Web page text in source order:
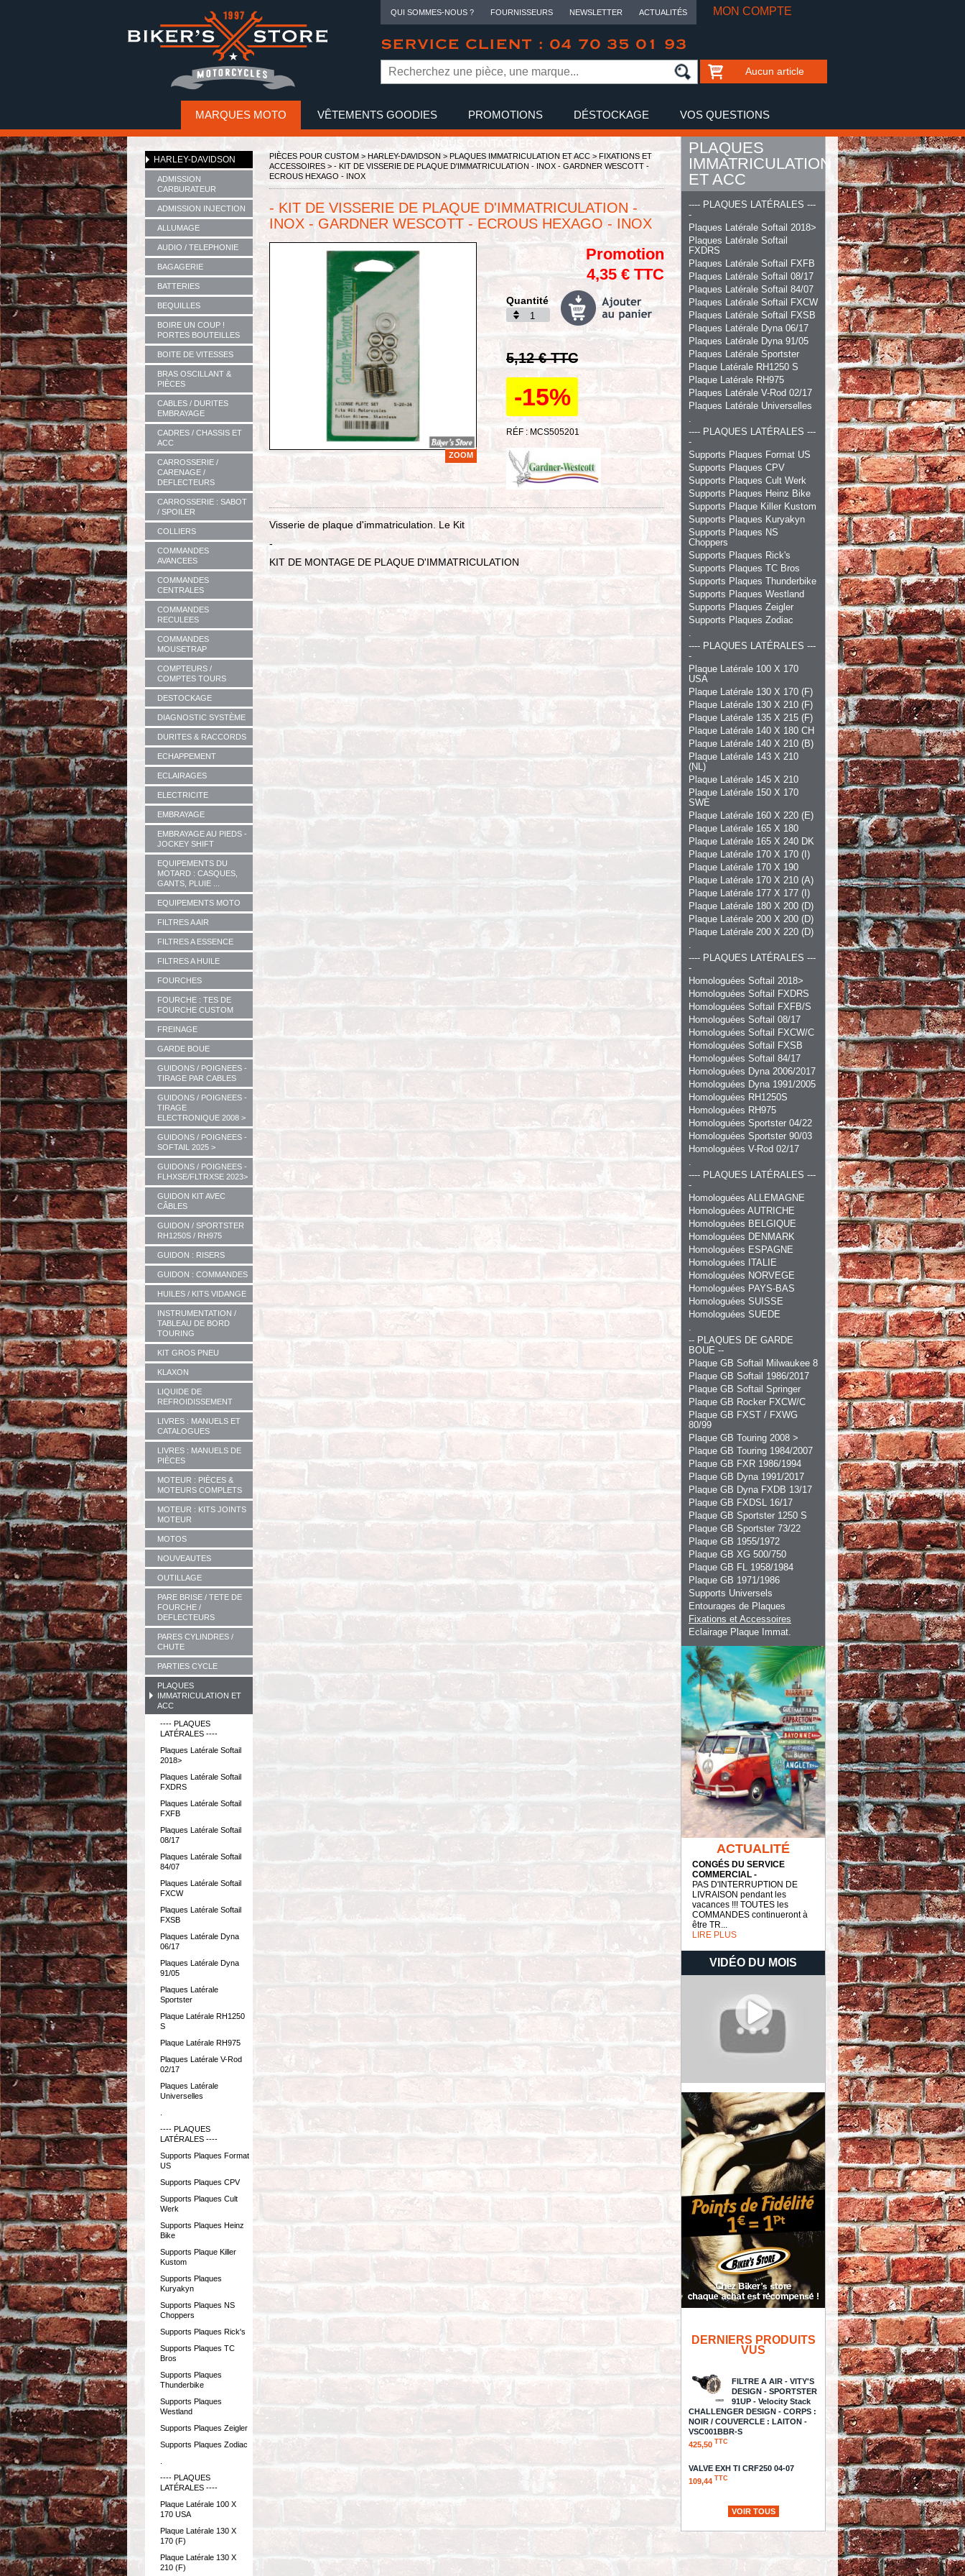
QUI SOMMES-NOUS ? FOURNISSEURS NEWSLETTER ACTUALITÉS MON COMPTE
SERVICE CLIENT : 04 70 35 01 93
Aucun article
MARQUES MOTO VÊTEMENTS GOODIES PROMOTIONS DÉSTOCKAGE VOS QUESTIONS
NOUS CONTACTER
HARLEY-DAVIDSON
ADMISSION
CARBURATEUR
ADMISSION INJECTION
ALLUMAGE
AUDIO / TELEPHONIE
BAGAGERIE
BATTERIES
BEQUILLES
BOIRE UN COUP !
PORTES BOUTEILLES
BOITE DE VITESSES
BRAS OSCILLANT &
PIÈCES
CABLES / DURITES
EMBRAYAGE
CADRES / CHASSIS ET
ACC
CARROSSERIE /
CARENAGE /
DEFLECTEURS
CARROSSERIE : SABOT
/ SPOILER
COLLIERS
COMMANDES
AVANCEES
COMMANDES
CENTRALES
COMMANDES
RECULEES
COMMANDES
MOUSETRAP
COMPTEURS /
COMPTES TOURS
DESTOCKAGE
DIAGNOSTIC SYSTÈME
DURITES & RACCORDS
ECHAPPEMENT
ECLAIRAGES
ELECTRICITE
EMBRAYAGE
EMBRAYAGE AU PIEDS -
JOCKEY SHIFT
EQUIPEMENTS DU
MOTARD : CASQUES,
GANTS, PLUIE ...
EQUIPEMENTS MOTO
FILTRES A AIR
FILTRES A ESSENCE
FILTRES A HUILE
FOURCHES
FOURCHE : TES DE
FOURCHE CUSTOM
FREINAGE
GARDE BOUE
GUIDONS / POIGNEES -
TIRAGE PAR CABLES
GUIDONS / POIGNEES -
TIRAGE
ELECTRONIQUE 2008 >
GUIDONS / POIGNEES -
SOFTAIL 2025 >
GUIDONS / POIGNEES -
FLHXSE/FLTRXSE 2023>
GUIDON KIT AVEC
CÂBLES
GUIDON / SPORTSTER
RH1250S / RH975
GUIDON : RISERS
GUIDON : COMMANDES
HUILES / KITS VIDANGE
INSTRUMENTATION /
TABLEAU DE BORD
TOURING
KIT GROS PNEU
KLAXON
LIQUIDE DE
REFROIDISSEMENT
LIVRES : MANUELS ET
CATALOGUES
LIVRES : MANUELS DE
PIÈCES
MOTEUR : PIÈCES &
MOTEURS COMPLETS
MOTEUR : KITS JOINTS
MOTEUR
MOTOS
NOUVEAUTES
OUTILLAGE
PARE BRISE / TETE DE
FOURCHE /
DEFLECTEURS
PARES CYLINDRES /
CHUTE
PARTIES CYCLE
PLAQUES
IMMATRICULATION ET
ACC
---- PLAQUES
LATÉRALES ----
Plaques Latérale Softail
2018>
Plaques Latérale Softail
FXDRS
Plaques Latérale Softail
FXFB
Plaques Latérale Softail
08/17
Plaques Latérale Softail
84/07
Plaques Latérale Softail
FXCW
Plaques Latérale Softail
FXSB
Plaques Latérale Dyna
06/17
Plaques Latérale Dyna
91/05
Plaques Latérale
Sportster
Plaque Latérale RH1250
S
Plaque Latérale RH975
Plaques Latérale V-Rod
02/17
Plaques Latérale
Universelles
---- PLAQUES
LATÉRALES ----
Supports Plaques Format
US
Supports Plaques CPV
Supports Plaques Cult
Werk
Supports Plaques Heinz
Bike
Supports Plaque Killer
Kustom
Supports Plaques
Kuryakyn
Supports Plaques NS
Choppers
Supports Plaques Rick's
Supports Plaques TC
Bros
Supports Plaques
Thunderbike
Supports Plaques
Westland
Supports Plaques Zeigler
Supports Plaques Zodiac
---- PLAQUES
LATÉRALES ----
Plaque Latérale 100 X
170 USA
Plaque Latérale 130 X
170 (F)
Plaque Latérale 130 X
210 (F)
PIÈCES POUR CUSTOM > HARLEY-DAVIDSON > PLAQUES IMMATRICULATION ET ACC > FIXATIONS ET
ACCESSOIRES > - KIT DE VISSERIE DE PLAQUE D'IMMATRICULATION - INOX - GARDNER WESCOTT -
ECROUS HEXAGO - INOX
- KIT DE VISSERIE DE PLAQUE D'IMMATRICULATION -
INOX - GARDNER WESCOTT - ECROUS HEXAGO - INOX
ZOOM
Promotion
4,35 € TTC
Quantité
5,12 € TTC
-15%
RÉF : MCS505201
Visserie de plaque d'immatriculation. Le Kit
-
KIT DE MONTAGE DE PLAQUE D'IMMATRICULATION
PLAQUES
IMMATRICULATION
ET ACC
---- PLAQUES LATÉRALES ---
-
Plaques Latérale Softail 2018>
Plaques Latérale Softail
FXDRS
Plaques Latérale Softail FXFB
Plaques Latérale Softail 08/17
Plaques Latérale Softail 84/07
Plaques Latérale Softail FXCW
Plaques Latérale Softail FXSB
Plaques Latérale Dyna 06/17
Plaques Latérale Dyna 91/05
Plaques Latérale Sportster
Plaque Latérale RH1250 S
Plaque Latérale RH975
Plaques Latérale V-Rod 02/17
Plaques Latérale Universelles
.
---- PLAQUES LATÉRALES ---
-
Supports Plaques Format US
Supports Plaques CPV
Supports Plaques Cult Werk
Supports Plaques Heinz Bike
Supports Plaque Killer Kustom
Supports Plaques Kuryakyn
Supports Plaques NS
Choppers
Supports Plaques Rick's
Supports Plaques TC Bros
Supports Plaques Thunderbike
Supports Plaques Westland
Supports Plaques Zeigler
Supports Plaques Zodiac
.
---- PLAQUES LATÉRALES ---
-
Plaque Latérale 100 X 170
USA
Plaque Latérale 130 X 170 (F)
Plaque Latérale 130 X 210 (F)
Plaque Latérale 135 X 215 (F)
Plaque Latérale 140 X 180 CH
Plaque Latérale 140 X 210 (B)
Plaque Latérale 143 X 210
(NL)
Plaque Latérale 145 X 210
Plaque Latérale 150 X 170
SWE
Plaque Latérale 160 X 220 (E)
Plaque Latérale 165 X 180
Plaque Latérale 165 X 240 DK
Plaque Latérale 170 X 170 (I)
Plaque Latérale 170 X 190
Plaque Latérale 170 X 210 (A)
Plaque Latérale 177 X 177 (I)
Plaque Latérale 180 X 200 (D)
Plaque Latérale 200 X 200 (D)
Plaque Latérale 200 X 220 (D)
.
---- PLAQUES LATÉRALES ---
-
Homologuées Softail 2018>
Homologuées Softail FXDRS
Homologuées Softail FXFB/S
Homologuées Softail 08/17
Homologuées Softail FXCW/C
Homologuées Softail FXSB
Homologuées Softail 84/17
Homologuées Dyna 2006/2017
Homologuées Dyna 1991/2005
Homologuées RH1250S
Homologuées RH975
Homologuées Sportster 04/22
Homologuées Sportster 90/03
Homologuées V-Rod 02/17
.
---- PLAQUES LATÉRALES ---
-
Homologuées ALLEMAGNE
Homologuées AUTRICHE
Homologuées BELGIQUE
Homologuées DENMARK
Homologuées ESPAGNE
Homologuées ITALIE
Homologuées NORVEGE
Homologuées PAYS-BAS
Homologuées SUISSE
Homologuées SUEDE
.
-- PLAQUES DE GARDE
BOUE --
Plaque GB Softail Milwaukee 8
Plaque GB Softail 1986/2017
Plaque GB Softail Springer
Plaque GB Rocker FXCW/C
Plaque GB FXST / FXWG
80/99
Plaque GB Touring 2008 >
Plaque GB Touring 1984/2007
Plaque GB FXR 1986/1994
Plaque GB Dyna 1991/2017
Plaque GB Dyna FXDB 13/17
Plaque GB FXDSL 16/17
Plaque GB Sportster 1250 S
Plaque GB Sportster 73/22
Plaque GB 1955/1972
Plaque GB XG 500/750
Plaque GB FL 1958/1984
Plaque GB 1971/1986
Supports Universels
Entourages de Plaques
Fixations et Accessoires
Eclairage Plaque Immat.
ACTUALITÉ
CONGÉS DU SERVICE
COMMERCIAL -
PAS D'INTERRUPTION DE
LIVRAISON pendant les
vacances !!! TOUTES les
COMMANDES continueront à
être TR...
LIRE PLUS
VIDÉO DU MOIS
DERNIERS PRODUITS
VUS
FILTRE A AIR - VITY'S
DESIGN - SPORTSTER
91UP - Velocity Stack
CHALLENGER DESIGN - CORPS :
NOIR / COUVERCLE : LAITON -
VSC001BBR-S
425,50 TTC
VALVE EXH TI CRF250 04-07
109,44 TTC
SNOWMOBILE STARTER
LNX/BOM/SKI
- SILENCIEUX
VOIR TOUS